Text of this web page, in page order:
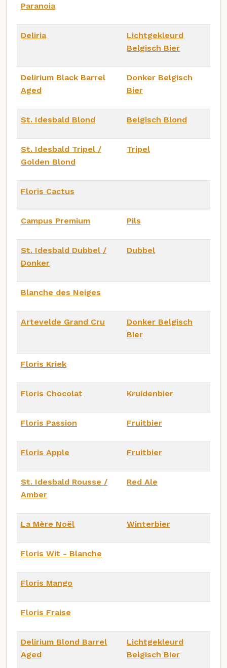
Paranoia
Deliria
Lichtgekleurd
Belgisch Bier
Delirium Black Barrel
Aged
Donker Belgisch
Bier
St. Idesbald Blond Belgisch Blond
St. Idesbald Tripel /
Golden Blond
Tripel
Floris Cactus
Campus Premium Pils
St. Idesbald Dubbel /
Donker
Dubbel
Blanche des Neiges
Artevelde Grand Cru
Donker Belgisch
Bier
Floris Kriek
Floris Chocolat Kruidenbier
Floris Passion Fruitbier
Floris Apple Fruitbier
St. Idesbald Rousse /
Amber
Red Ale
La Mère Noël Winterbier
Floris Wit - Blanche
Floris Mango
Floris Fraise
Delirium Blond Barrel
Aged
Lichtgekleurd
Belgisch Bier